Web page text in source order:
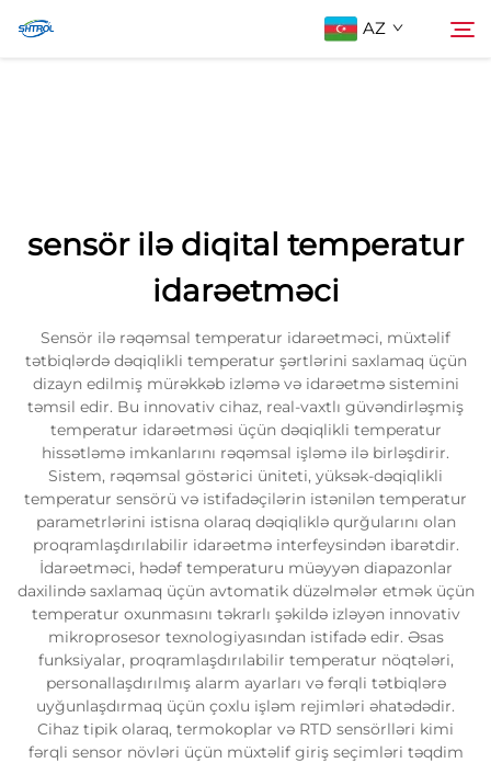
AZ
sensör ilə diqital temperatur
idarəetməci
Sensör ilə rəqəmsal temperatur idarəetməci, müxtəlif
tətbiqlərdə dəqiqlikli temperatur şərtlərini saxlamaq üçün
dizayn edilmiş mürəkkəb izləmə və idarəetmə sistemini
təmsil edir. Bu innovativ cihaz, real-vaxtlı güvəndirləşmiş
temperatur idarəetməsi üçün dəqiqlikli temperatur
hissətləmə imkanlarını rəqəmsal işləmə ilə birləşdirir.
Sistem, rəqəmsal göstərici üniteti, yüksək-dəqiqlikli
temperatur sensörü və istifadəçilərin istənilən temperatur
parametrlərini istisna olaraq dəqiqliklə qurğularını olan
proqramlaşdırılabilir idarəetmə interfeysindən ibarətdir.
İdarəetməci, hədəf temperaturu müəyyən diapazonlar
daxilində saxlamaq üçün avtomatik düzəlmələr etmək üçün
temperatur oxunmasını təkrarlı şəkildə izləyən innovativ
mikroprosesor texnologiyasından istifadə edir. Əsas
funksiyalar, proqramlaşdırılabilir temperatur nöqtələri,
personallaşdırılmış alarm ayarları və fərqli tətbiqlərə
uyğunlaşdırmaq üçün çoxlu işləm rejimləri əhatədədir.
Cihaz tipik olaraq, termokoplar və RTD sensörlləri kimi
fərqli sensor növləri üçün müxtəlif giriş seçimləri təqdim